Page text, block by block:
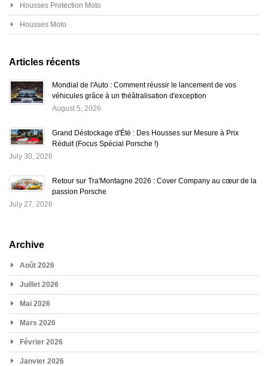
Housses Protection Moto
Housses Moto
Articles récents
Mondial de l'Auto : Comment réussir le lancement de vos
véhicules grâce à un théâtralisation d'exception
August 5, 2026
Grand Déstockage d'Été : Des Housses sur Mesure à Prix
Réduit (Focus Spécial Porsche !)
July 30, 2026
Retour sur Tra'Montagne 2026 : Cover Company au cœur de la
passion Porsche
July 27, 2026
Archive
Août 2026
Juillet 2026
Mai 2026
Mars 2026
Février 2026
Janvier 2026